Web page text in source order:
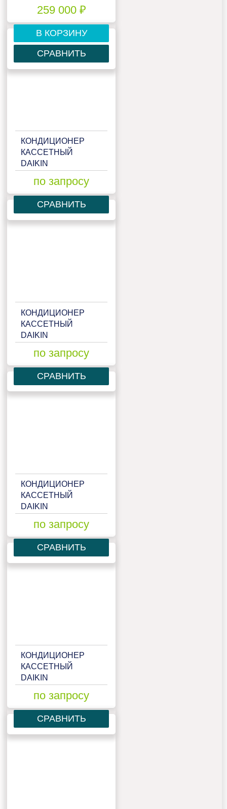
259 000 ₽
В КОРЗИНУ
СРАВНИТЬ
КОНДИЦИОНЕР
КАССЕТНЫЙ
DAIKIN
по запросу
СРАВНИТЬ
КОНДИЦИОНЕР
КАССЕТНЫЙ
DAIKIN
по запросу
СРАВНИТЬ
КОНДИЦИОНЕР
КАССЕТНЫЙ
DAIKIN
по запросу
СРАВНИТЬ
КОНДИЦИОНЕР
КАССЕТНЫЙ
DAIKIN
по запросу
СРАВНИТЬ